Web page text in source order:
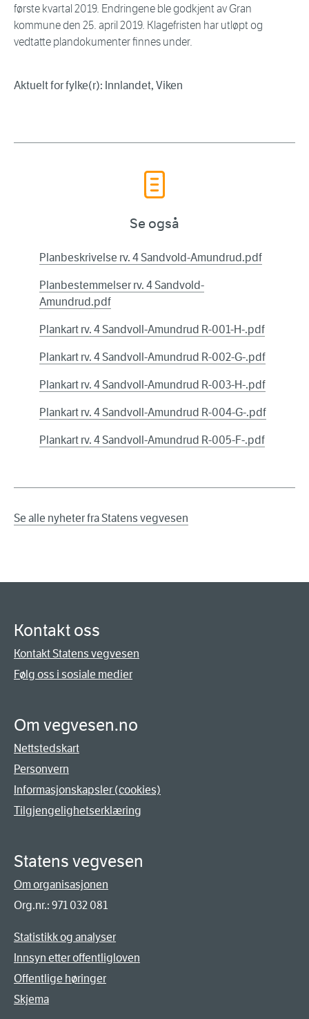
første kvartal 2019. Endringene ble godkjent av Gran
kommune den 25. april 2019. Klagefristen har utløpt og
vedtatte plandokumenter finnes under.
Aktuelt for fylke(r): Innlandet, Viken
Se også
Planbeskrivelse rv. 4 Sandvold-Amundrud.pdf
Planbestemmelser rv. 4 Sandvold-
Amundrud.pdf
Plankart rv. 4 Sandvoll-Amundrud R-001-H-.pdf
Plankart rv. 4 Sandvoll-Amundrud R-002-G-.pdf
Plankart rv. 4 Sandvoll-Amundrud R-003-H-.pdf
Plankart rv. 4 Sandvoll-Amundrud R-004-G-.pdf
Plankart rv. 4 Sandvoll-Amundrud R-005-F-.pdf
Se alle nyheter fra Statens vegvesen
Kontakt oss
Kontakt Statens vegvesen
Følg oss i sosiale medier
Om vegvesen.no
Nettstedskart
Personvern
Informasjonskapsler (cookies)
Tilgjengelighetserklæring
Statens vegvesen
Om organisasjonen
Org.nr.: 971 032 081
Statistikk og analyser
Innsyn etter offentligloven
Offentlige høringer
Skjema